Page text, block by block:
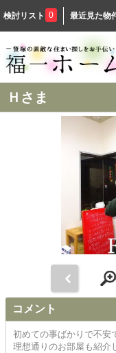
検討リスト 0 最近見た物
Ｈさま
コメント
初めての事ばかりで不安
理想通りのお部屋も紹介